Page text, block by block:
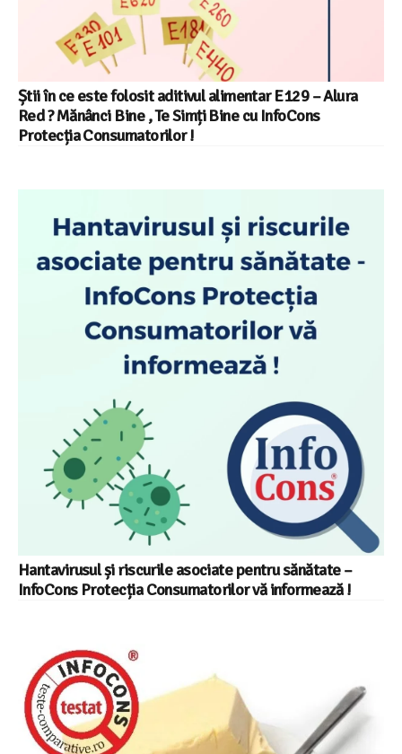
Știi în ce este folosit aditivul alimentar E129 – Alura
Red ? Mănânci Bine , Te Simți Bine cu InfoCons
Protecția Consumatorilor !
Hantavirusul și riscurile asociate pentru sănătate –
InfoCons Protecția Consumatorilor vă informează !